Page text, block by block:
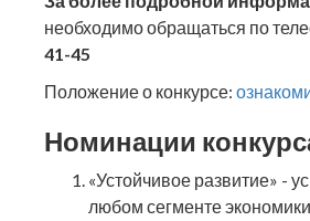
необходимо обращаться по
41-45
Положение о конкурсе:
Номинации
«Устойчивое развитие» -
любом сегменте